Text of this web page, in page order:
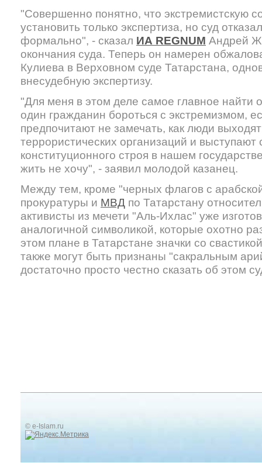
"Совершенно понятно, что экстремистскую
установить только экспертиза, но суд
формально", - сказал ИА REGNUM Андрей
окончания суда. Теперь он намерен
Кулиева в Верховном суде Татарстана,
внесудебную экспертизу.
"Для меня в этом деле самое главное найти
один гражданин бороться с экстремизмом,
предпочитают не замечать, как люди
террористических организаций и
конституционного строя в нашем
жить не хочу", - заявил молодой казанец.
Между тем, кроме "черных флагов с
прокуратуры и МВД по Татарстану
активисты из мечети "Аль-Ихлас" уже
аналогичной символикой, которые охотно
этом плане в Татарстане значки со
также могут быть признаны "сакральным
достаточно просто честно сказать об этом
© e-Islam.ru